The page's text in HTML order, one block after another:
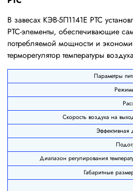
В завесах КЭВ-5П1141Е РТС
РТС-элементы, обеспечивающие
потребляемой мощности и
терморегулятор температуры
Параметры
Скорость воздуха на
Эффективная
Диапазон регулирования
Габаритные